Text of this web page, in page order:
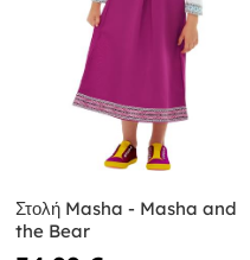
Στολή Masha - Masha and
the Bear